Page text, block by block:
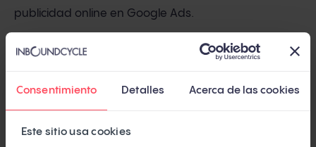
Consentimiento Detalles Acerca de las cookies
Este sitio usa cookies
publicidad online en Google Ads.
Inconvenientes de Google Ads
Aunque esta plataforma cuenta con muchas y
algunas limitaciones que debemos tener en cuenta.